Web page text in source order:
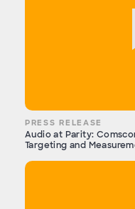
PRESS RELEASE
Audio at Parity:
Targeting and